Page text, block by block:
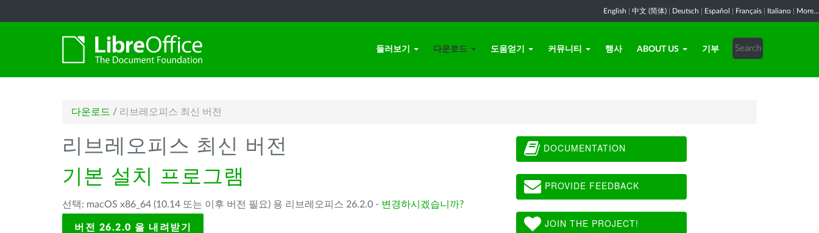
English 中文 (简体) Deutsch Español Français Italiano More...
둘러보기 다운로드 도움얻기 커뮤니티 행사 ABOUT US 기부
다운로드 / 리브레오피스 최신 버전
리브레오피스 최신 버전
기본 설치 프로그램
선택: macOS x86_64 (10.14 또는 이후 버전 필요) 용 리브레오피스 26.2.0 - 변경하시겠습니까?
버전 26.2.0 을 내려받기
DOCUMENTATION
PROVIDE FEEDBACK
JOIN THE PROJECT!